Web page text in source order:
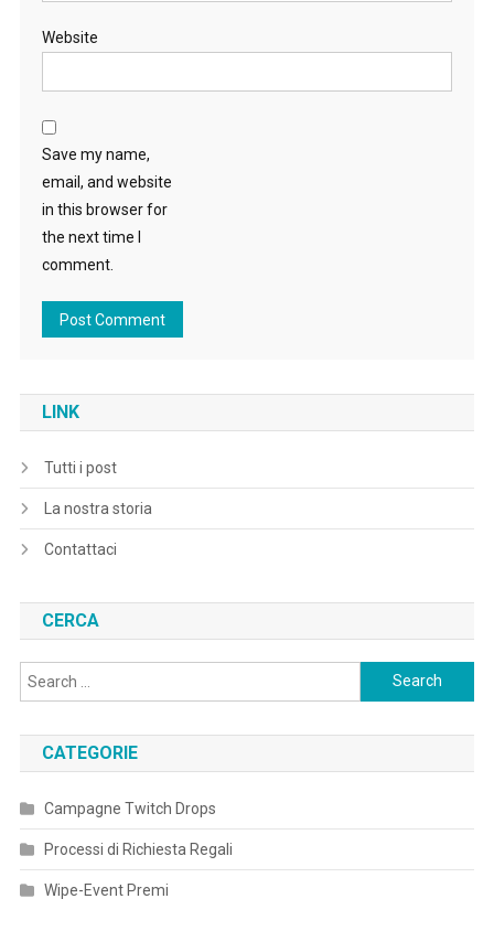
Website
Save my name,
email, and website
in this browser for
the next time I
comment.
LINK
Tutti i post
La nostra storia
Contattaci
CERCA
Search
for:
CATEGORIE
Campagne Twitch Drops
Processi di Richiesta Regali
Wipe-Event Premi